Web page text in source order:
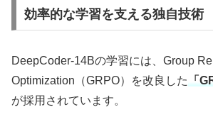
効率的な学習を支える独自技術
DeepCoder-14Bの学習には、Group
Optimization（GRPO）を改良した
「
が採用されています。